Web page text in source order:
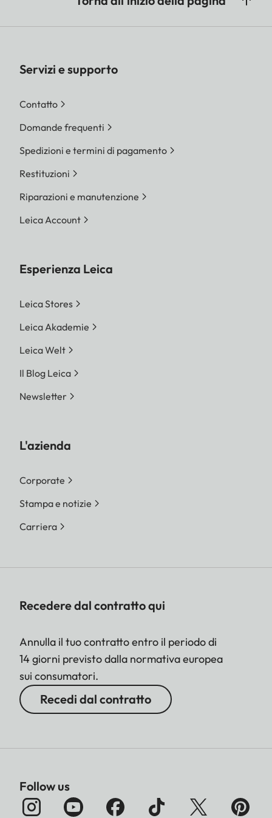
Servizi e supporto
Contatto
Domande frequenti
Spedizioni e termini di pagamento
Restituzioni
Riparazioni e manutenzione
Leica Account
Esperienza Leica
Leica Stores
Leica Akademie
Leica Welt
Il Blog Leica
Newsletter
L'azienda
Corporate
Stampa e notizie
Carriera
Recedere dal contratto qui
Annulla il tuo contratto entro il periodo di
14 giorni previsto dalla normativa europea
sui consumatori.
Recedi dal contratto
Follow us